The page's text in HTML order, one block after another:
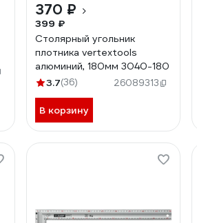
370 ₽
399 ₽
Столярный угольник
плотника vertextools
алюминий, 180мм 3040-180
3.7(36) 26089313
В корзину